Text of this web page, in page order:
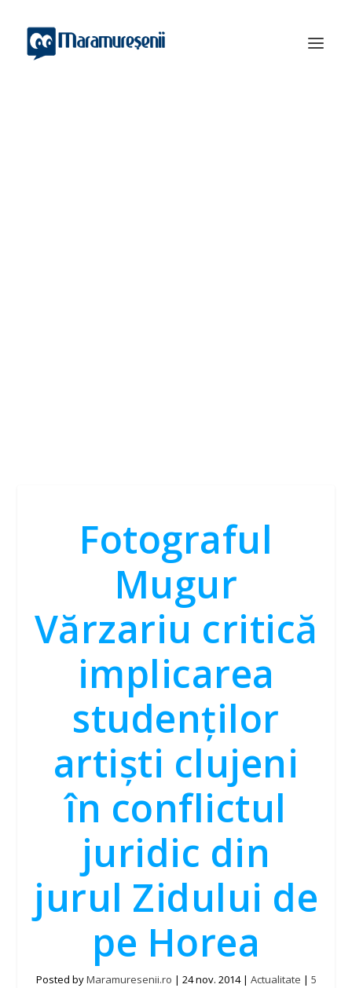
Fotograful
Mugur
Vărzariu critică
implicarea
studenților
artiști clujeni
în conflictul
juridic din
jurul Zidului de
pe Horea
Posted byMaramuresenii.ro | 24 nov. 2014| Actualitate | 5